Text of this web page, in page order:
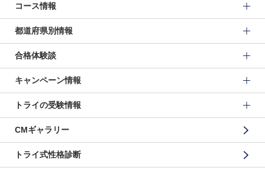
コース情報
都道府県別情報
合格体験談
キャンペーン情報
トライの受験情報
CMギャラリー
トライ式性格診断